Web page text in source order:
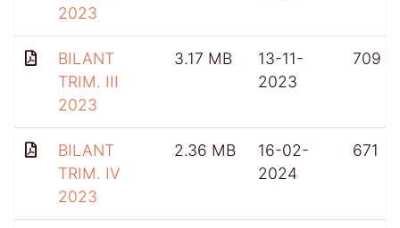
2023
BILANT
TRIM. III
2023
3.17 MB
13-11-
2023
709
BILANT
TRIM. IV
2023
2.36 MB
16-02-
2024
671